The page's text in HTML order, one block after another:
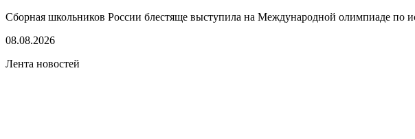
Сборная школьников России блестяще выступила на Международной олимпиаде по
08.08.2026
Лента новостей